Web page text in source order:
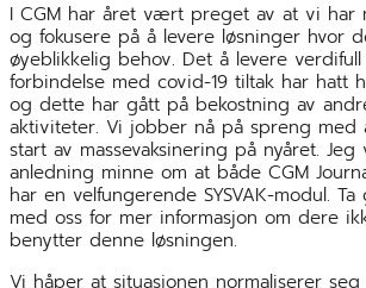
I CGM har året vært preget av at vi har
og fokusere på å levere løsninger hvor
øyeblikkelig behov. Det å levere
forbindelse med covid-19 tiltak har hatt
og dette har gått på bekostning av
aktiviteter. Vi jobber nå på spreng med
start av massevaksinering på nyåret.
anledning minne om at både CGM
har en velfungerende SYSVAK-modul.
med oss for mer informasjon om dere
benytter denne løsningen.
Vi håper at situasjonen normaliserer